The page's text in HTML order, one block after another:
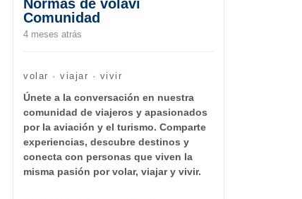
Normas de volavi
Comunidad
4 meses atrás
volar · viajar · vivir
Únete a la conversación en nuestra
comunidad de viajeros y apasionados
por la aviación y el turismo. Comparte
experiencias, descubre destinos y
conecta con personas que viven la
misma pasión por volar, viajar y vivir.